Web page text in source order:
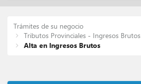
Trámites de su negocio
Tributos Provinciales - Ingresos Brutos
Alta en Ingresos Brutos